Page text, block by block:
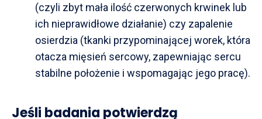
(czyli zbyt mała ilość czerwonych krwinek lub
ich nieprawidłowe działanie) czy zapalenie
osierdzia (tkanki przypominającej worek, która
otacza mięsień sercowy, zapewniając sercu
stabilne położenie i wspomagając jego pracę).
Jeśli badania potwierdzą